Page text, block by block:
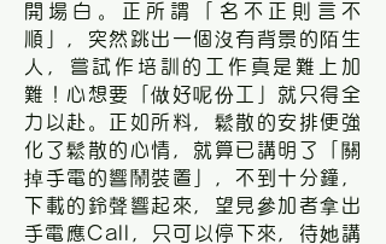
開場白。正所謂「名不正則言不
順」，突然跳出一個沒有背景的陌生
人，嘗試作培訓的工作真是難上加
難！心想要「做好呢份工」就只得全
力以赴。正如所料，鬆散的安排便強
化了鬆散的心情，就算已講明了「關
掉手電的響鬧裝置」，不到十分鐘，
下載的鈴聲響起來，望見參加者拿出
手電應Call，只可以停下來，待她講